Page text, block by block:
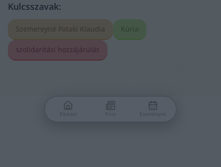
Kulcsszavak:
Szemereyné Pataki Klaudia Kúria
szolidaritási hozzájárulás
Főoldal Friss Események